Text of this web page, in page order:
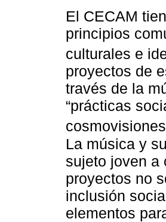
El CECAM
principios
culturales e
proyectos de
través de la
“prácticas
La música y
sujeto joven a
proyectos no
inclusión
elementos